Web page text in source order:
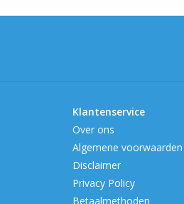
Klantenservice
Over ons
Algemene voorwaarden
Disclaimer
Privacy Policy
Betaalmethoden